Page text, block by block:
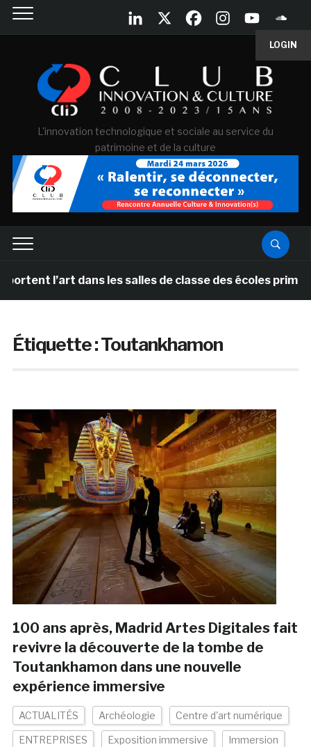
LOGIN
L'innovation technologique et sociale au service du
patrimoine et de la culture
l’art dans les salles de classe des écoles primaires
Étiquette :Toutankhamon
100 ans après, Madrid Artes Digitales fait
revivre la découverte de la tombe de
Toutankhamon dans une nouvelle
expérience immersive
ACTUALITÉS Archéologie Centre d'art numérique
ENTREPRISES Exposition immersive Immersion